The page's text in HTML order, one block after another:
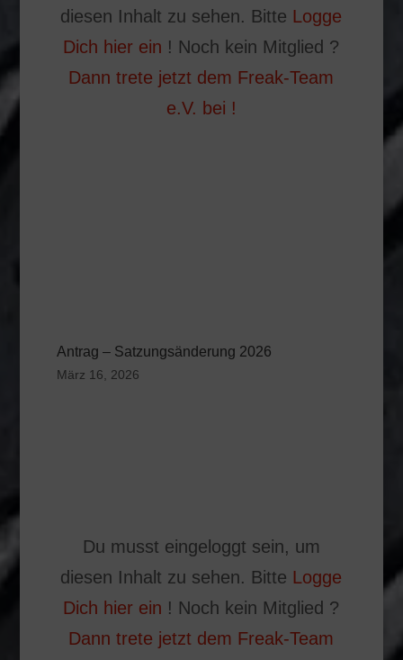
diesen Inhalt zu sehen. Bitte Logge
Dich hier ein ! Noch kein Mitglied ?
Dann trete jetzt dem Freak-Team
e.V. bei !
Antrag – Satzungsänderung 2026
März 16, 2026
Du musst eingeloggt sein, um
diesen Inhalt zu sehen. Bitte Logge
Dich hier ein ! Noch kein Mitglied ?
Dann trete jetzt dem Freak-Team